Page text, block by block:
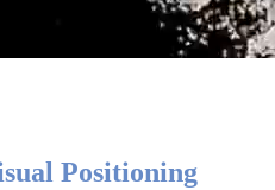
Positioning